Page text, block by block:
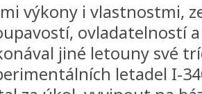
výkony i vlastnostmi,
ovladatelností
jiné letouny své
letadel I-